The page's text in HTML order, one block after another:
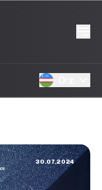
30.07.2024